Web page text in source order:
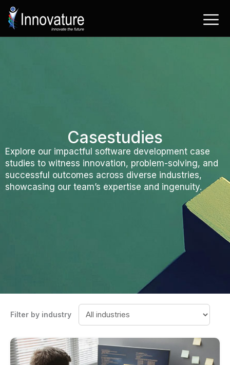
Ga
naar
de
Casestudies
Explore our impactful software development case
studies to witness innovation, problem-solving, and
successful outcomes across diverse industries,
showcasing our team’s expertise and ingenuity.
Filter by industry